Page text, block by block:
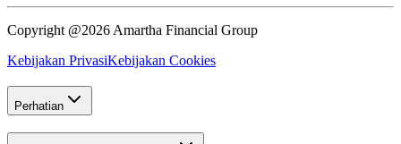
Copyright @2026 Amartha Financial Group
Kebijakan PrivasiKebijakan Cookies
Perhatian